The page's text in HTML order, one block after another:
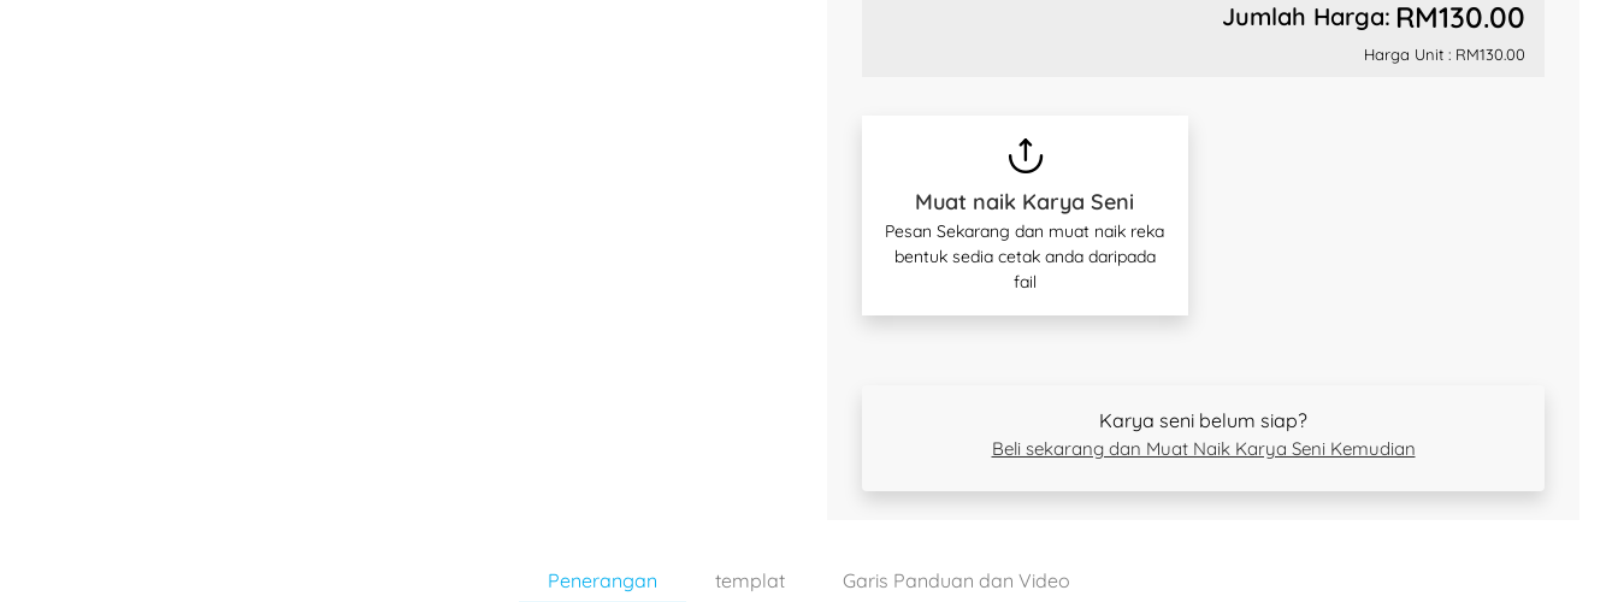
Jumlah Harga: RM130.00
Harga Unit : RM130.00
Muat naik Karya Seni
Pesan Sekarang dan muat naik reka
bentuk sedia cetak anda daripada
fail
Karya seni belum siap?
Beli sekarang dan Muat Naik Karya Seni Kemudian
Penerangan templat Garis Panduan dan Video